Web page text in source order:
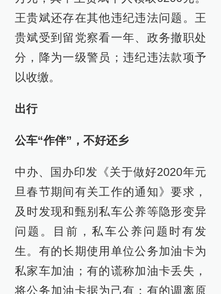
王贵斌还存在其他违纪违法问题。王
贵斌受到留党察看一年、政务撤职处
分，降为一级警员；违纪违法款项予
以收缴。
出行
公车“作伴”，不好还乡
中办、国办印发《关于做好2020年元
旦春节期间有关工作的通知》要求，
及时发现和甄别私车公养等隐形变异
问题。目前，私车公养问题时有发
生。有的长期使用单位公务加油卡为
私家车加油；有的谎称加油卡丢失，
将公务加油卡据为己有；有的调离原